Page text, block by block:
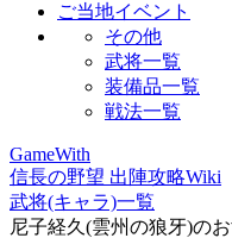
ご当地イベント
その他
武将一覧
装備品一覧
戦法一覧
GameWith
信長の野望 出陣攻略Wiki
武将(キャラ)一覧
尼子経久(雲州の狼牙)の